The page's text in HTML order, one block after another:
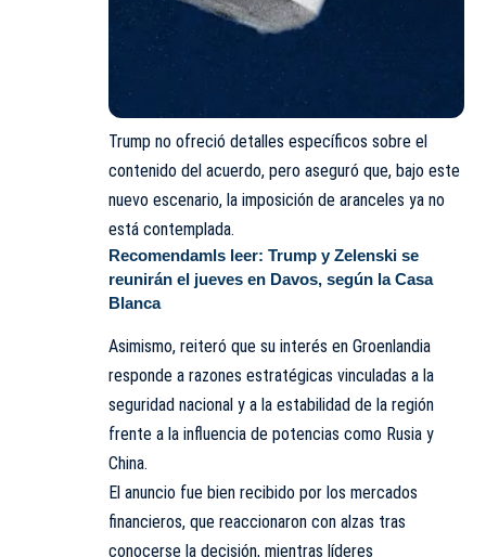
Trump no ofreció detalles específicos sobre el
contenido del acuerdo, pero aseguró que, bajo este
nuevo escenario, la imposición de aranceles ya no
está contemplada.
Recomendamls leer: Trump y Zelenski se
reunirán el jueves en Davos, según la Casa
Blanca
Asimismo, reiteró que su interés en Groenlandia
responde a razones estratégicas vinculadas a la
seguridad nacional y a la estabilidad de la región
frente a la influencia de potencias como Rusia y
China.
El anuncio fue bien recibido por los mercados
financieros, que reaccionaron con alzas tras
conocerse la decisión, mientras líderes